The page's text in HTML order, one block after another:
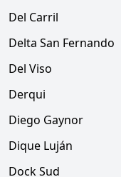
Del Carril
Delta San Fernando
Del Viso
Derqui
Diego Gaynor
Dique Luján
Dock Sud